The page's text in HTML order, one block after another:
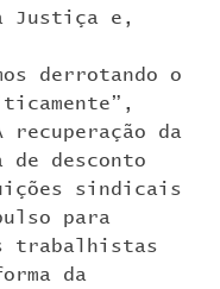
Justiça e,
derrotando o
recuperação da
de desconto
sindicais
para
trabalhistas
da